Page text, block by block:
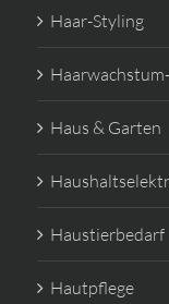
Haar-Styling
Haus & Garten
Haustierbedarf
Hautpflege